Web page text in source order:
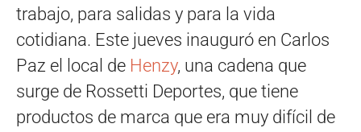
trabajo, para salidas y para la vida
cotidiana. Este jueves inauguró en Carlos
Paz el local de Henzy, una cadena que
surge de Rossetti Deportes, que tiene
productos de marca que era muy difícil de